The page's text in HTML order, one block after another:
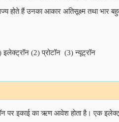
होते हैं उनका आकार अतिसूक्ष्म तथा भार
(2) प्रोटॉन (3) न्यूट्रॉन
पर इकाई का ऋण आवेश होता है। एक